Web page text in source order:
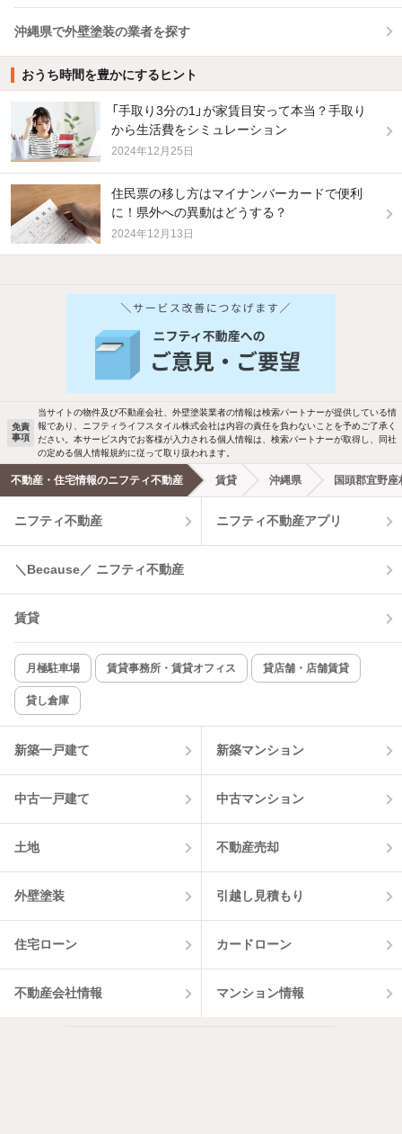
沖縄県で外壁塗装の業者を探す
おうち時間を豊かにするヒント
「手取り3分の1」が家賃目安って本当？手取り
から生活費をシミュレーション
2024年12月25日
住民票の移し方はマイナンバーカードで便利
に！県外への異動はどうする？
2024年12月13日
他の人はこんな条件で絞り込んでいます！
バス・トイレ別 2階以上
洗濯機置場あり 独立洗面台
エアコンあり 都市ガス
温水洗浄便座 オートロック
コンロ2口以上
新着のみ インターネット無料
該当件数:
物件一覧に反映
免責
事項
当サイトの物件及び不動産会社、外壁塗装業者の情報は検索パートナーが提供している情
報であり、ニフティライフスタイル株式会社は内容の責任を負わないことを予めご了承く
ださい。本サービス内でお客様が入力される個人情報は、検索パートナーが取得し、同社
の定める個人情報規約に従って取り扱われます。
不動産・住宅情報のニフティ不動産 賃貸 沖縄県 国頭郡宜野座
ニフティ不動産 ニフティ不動産アプリ
＼Because／ ニフティ不動産
賃貸
月極駐車場 賃貸事務所・賃貸オフィス 貸店舗・店舗賃貸
貸し倉庫
新築一戸建て 新築マンション
中古一戸建て 中古マンション
土地 不動産売却
外壁塗装 引越し見積もり
住宅ローン カードローン
不動産会社情報 マンション情報